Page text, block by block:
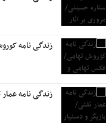
زندگی نامه
زندگی نامه